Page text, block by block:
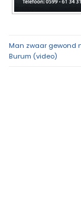
Man zwaar gewond
Burum (video)